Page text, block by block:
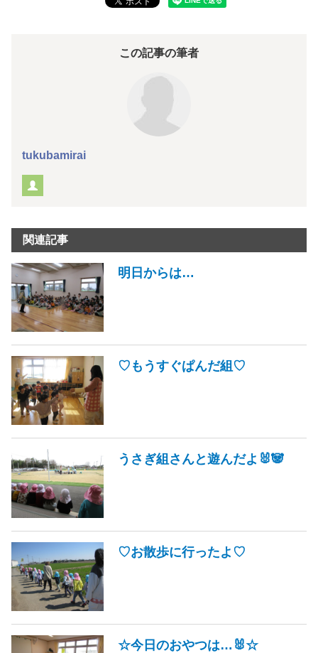
この記事の筆者
tukubamirai
関連記事
明日からは…
♡もうすぐぱんだ組♡
うさぎ組さんと遊んだよ🐰🐼
♡お散歩に行ったよ♡
☆今日のおやつは…🐰☆